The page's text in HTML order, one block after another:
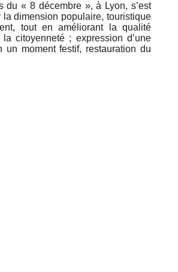
« 8 décembre », à Lyon, s’est
la dimension populaire, touristique
tout en améliorant la qualité
citoyenneté ; expression d’une
un moment festif, restauration du